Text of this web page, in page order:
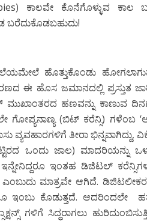
ಕಾಲವೇ ಕೊನೆಗೊಳ್ಳುವ ಕಾಲ
ಬರೆದುಕೊಡಬಹುದು!
ತಲೆಯಮೇಲೆ ಹೊತ್ತುಕೊಂಡು
ಈ ಹೊಸ ಜಮಾನದಲ್ಲಿ ಪ್ರಸ್ತುತ
ಹಣವನ್ನು ಕಾಣುವ
ಗೋಪ್ಯನಾಣ್ಯ (ಬಿಟ್ ಕರೆನ್ಸಿ) ಗಳೆಂಬ ‘
ವ್ಯವಹಾರಗಳಿಗೆ ತೀರಾ ಭಿನ್ನವಾಗಿದ್ದು,
ಒಂದು ಜಾಲ) ಮಾದರಿಯನ್ನು
ಇನ್ನೇನಿದ್ದರೂ ಇಂತಹ ಡಿಜಿಟಲ್
ಮಾತ್ರವೇ ಆಗಿದೆ.
ಇಂಬು ಕೊಡುತ್ತದೆ. ಆದರಿಂದಲೇ
ಗಳಿಗೆ ಸಿದ್ಧರಾಗಲು